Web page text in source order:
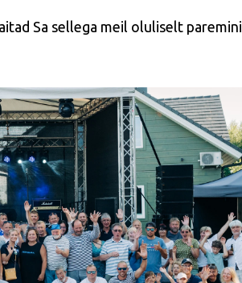
Sa sellega meil oluliselt paremini